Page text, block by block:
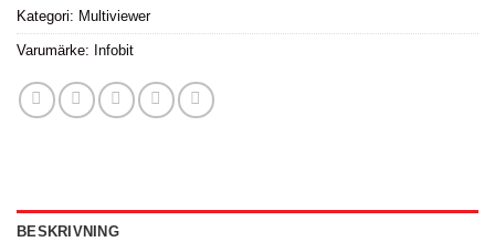
Kategori: Multiviewer
Varumärke: Infobit
BESKRIVNING